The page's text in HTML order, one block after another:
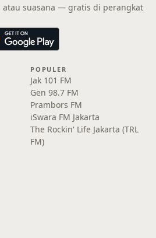
atau suasana — gratis di perangkat
POPULER
Jak 101 FM
Gen 98.7 FM
Prambors FM
iSwara FM Jakarta
The Rockin' Life Jakarta (TRL
FM)